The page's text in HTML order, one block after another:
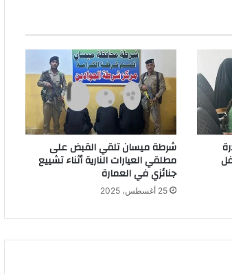
شرطة ميسان تلقي القبض على
مطلقي العيارات النارية أثناء تشييع
جنائزي في العمارة
25 أغسطس، 2025